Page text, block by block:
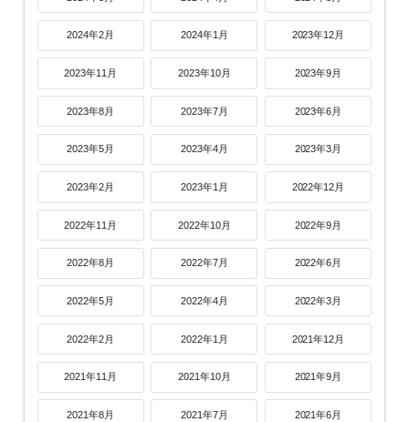
2024年2月 2024年1月 2023年12月
2023年11月 2023年10月 2023年9月
2023年8月 2023年7月 2023年6月
2023年5月 2023年4月 2023年3月
2023年2月 2023年1月 2022年12月
2022年11月 2022年10月 2022年9月
2022年8月 2022年7月 2022年6月
2022年5月 2022年4月 2022年3月
2022年2月 2022年1月 2021年12月
2021年11月 2021年10月 2021年9月
2021年8月 2021年7月 2021年6月